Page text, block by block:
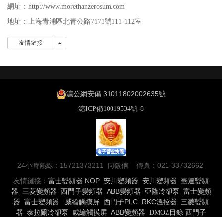
網址：http://www.morethanzerosum.com
地址：
上海青浦區北青公路7171號111-112室
友情鏈接 友情鏈接
滬公網安備 31011802002635號
滬ICP備10019534號-8
24小時熱線：15721373211 同微信 傳真：021-33732662
友情鏈接： 富士變頻器 NOP 安川變頻器 安川變頻器 臺達變頻
器 三菱變頻器 西門子變頻器 ABB變頻器 亞隆冷卻泵 富士變頻
器 富士變頻器 威綸觸摸屏 西門子PLC RKC溫控器 三菱變頻
器 泰拉爾冷卻泵 威綸觸摸屏 ABB變頻器 DMOZ目錄 西門子